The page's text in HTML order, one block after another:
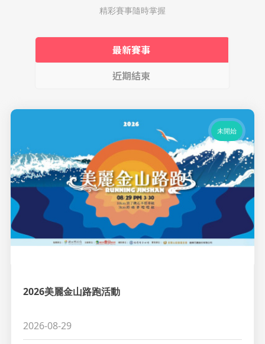
精彩賽事隨時掌握
最新賽事
近期結束
未開始
2026美麗金山路跑活動
2026-08-29